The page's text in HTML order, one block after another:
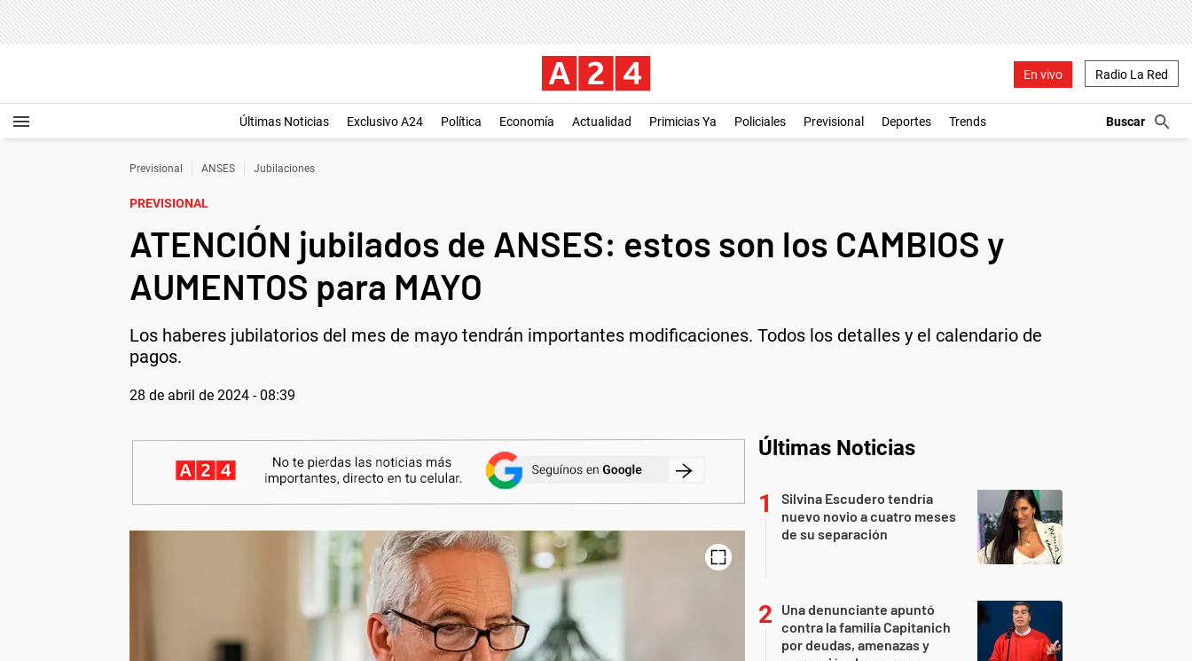
En vivo Radio La Red
Últimas Noticias Exclusivo A24 Política Economía Actualidad Primicias Ya Policiales Previsional Deportes Trends
Previsional ANSES Jubilaciones
PREVISIONAL
ATENCIÓN jubilados de ANSES: estos son los CAMBIOS y
AUMENTOS para MAYO
Los haberes jubilatorios del mes de mayo tendrán importantes modificaciones. Todos los detalles y el calendario de
pagos.
28 de abril de 2024 - 08:39
Últimas Noticias
Silvina Escudero tendría
nuevo novio a cuatro meses
de su separación
Una denunciante apuntó
contra la familia Capitanich
por deudas, amenazas y